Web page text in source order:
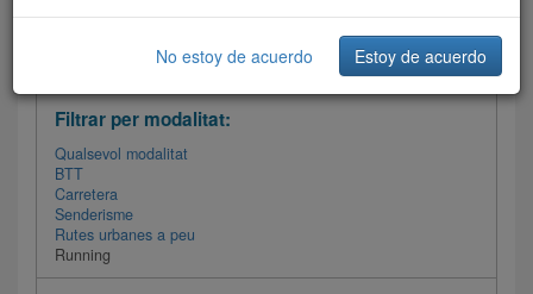
Filtrar les rutes
Filtrar per modalitat:
Qualsevol modalitat
BTT
Carretera
Senderisme
Rutes urbanes a peu
Running
No estoy de acuerdo Estoy de acuerdo